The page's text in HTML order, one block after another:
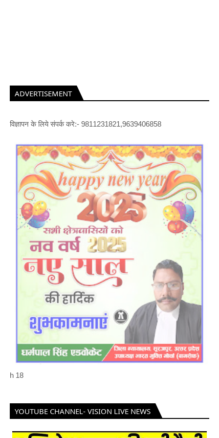
ADVERTISEMENT
विज्ञापन के लिये संपर्क करे:- 9811231821,9639406858
h 18
YOUTUBE CHANNEL- VISION LIVE NEWS